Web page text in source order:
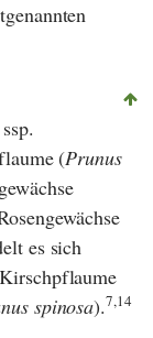
ssp.
(Prunus
es sich
spinosa).7,14